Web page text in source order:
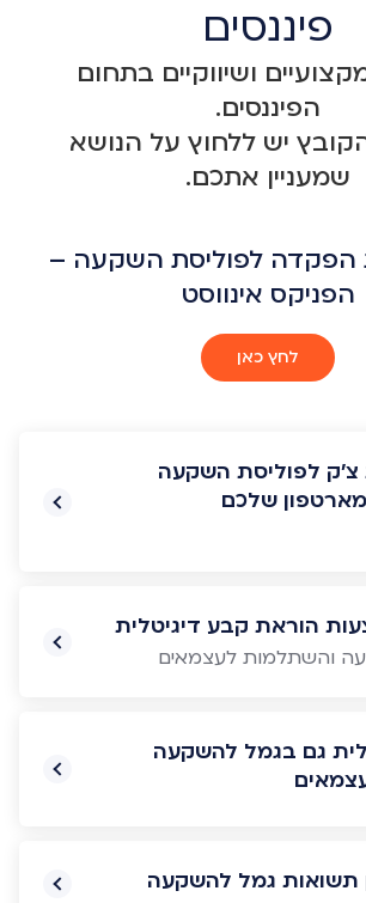
פיננסים
ושיווקיים בתחום
הפיננסים.
יש ללחוץ על הנושא
שמעניין אתכם.
הפקדה לפוליסת השקעה –
הפניקס אינווסט
לחץ כאן
לפוליסת השקעה
שלכם
הוראת קבע דיגיטלית
והשתלמות לעצמאים
גם בגמל להשקעה
תשואות גמל להשקעה